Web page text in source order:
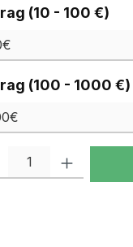
(10 - 100 €)
(100 - 1000 €)
Anzahl: Gib den